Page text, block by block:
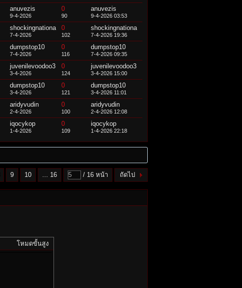
anuvezis
9-4-2026
0
90
anuvezis
9-4-2026 03:53
shockingnationa
7-4-2026
0
102
shockingnationa
7-4-2026 19:36
dumpstop10
7-4-2026
0
116
dumpstop10
7-4-2026 09:35
juvenilevoodoo3
3-4-2026
0
124
juvenilevoodoo3
3-4-2026 15:00
dumpstop10
3-4-2026
0
121
dumpstop10
3-4-2026 11:01
aridyvudin
2-4-2026
0
100
aridyvudin
2-4-2026 12:08
iqocykop
1-4-2026
0
109
iqocykop
1-4-2026 22:18
9 10 ... 16 / 16 หน้า ถัดไป
โหมดขั้นสูง